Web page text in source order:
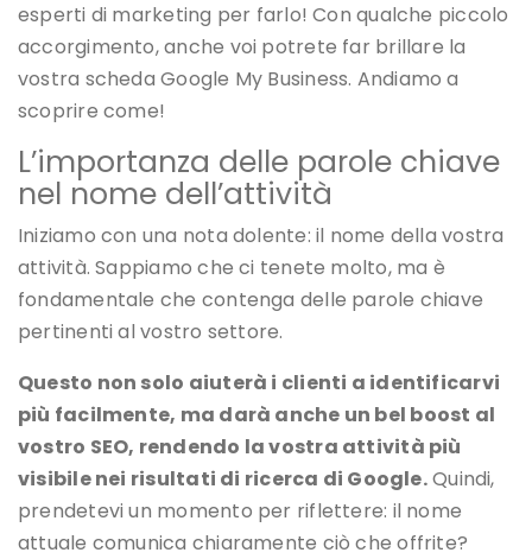
esperti di marketing per farlo! Con qualche piccolo
accorgimento, anche voi potrete far brillare la
vostra scheda Google My Business. Andiamo a
scoprire come!
L’importanza delle parole chiave
nel nome dell’attività
Iniziamo con una nota dolente: il nome della vostra
attività. Sappiamo che ci tenete molto, ma è
fondamentale che contenga delle parole chiave
pertinenti al vostro settore.
Questo non solo aiuterà i clienti a identificarvi
più facilmente, ma darà anche un bel boost al
vostro SEO, rendendo la vostra attività più
visibile nei risultati di ricerca di Google.Quindi,
prendetevi un momento per riflettere: il nome
attuale comunica chiaramente ciò che offrite?